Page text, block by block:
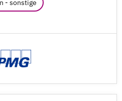
- sonstige